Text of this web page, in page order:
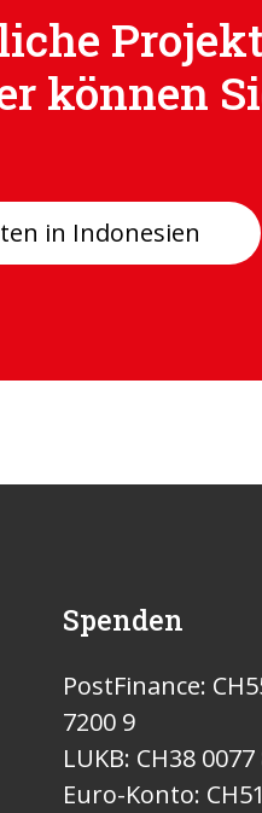
können
in Indonesien
Spenden
PostFinance:
7200 9
LUKB: CH38
Euro-Konto: